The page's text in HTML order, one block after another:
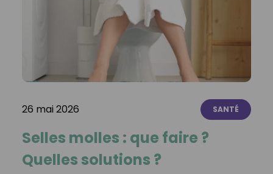
26 mai 2026 SANTÉ
Selles molles : que faire ?
Quelles solutions ?